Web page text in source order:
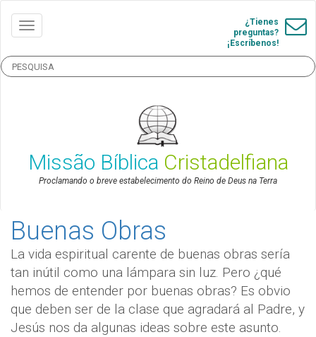
¿Tienes
preguntas?
¡Escríbenos!
Missão Bíblica Cristadelfiana
Proclamando o breve estabelecimento do Reino de Deus na Terra
Buenas Obras
La vida espiritual carente de buenas obras sería
tan inútil como una lámpara sin luz. Pero ¿qué
hemos de entender por buenas obras? Es obvio
que deben ser de la clase que agradará al Padre, y
Jesús nos da algunas ideas sobre este asunto.